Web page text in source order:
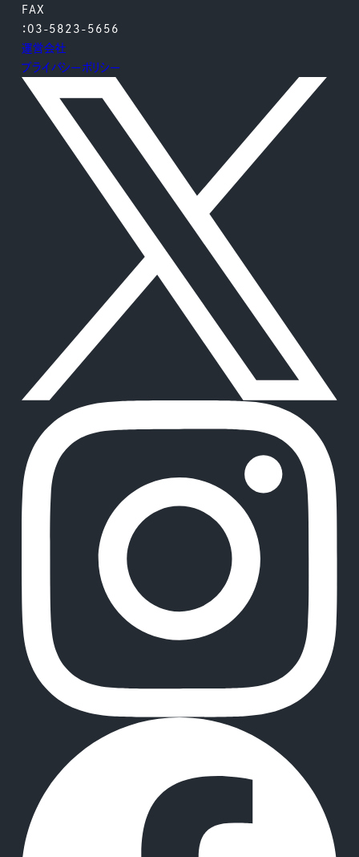
FAX
：03-5823-5656
運営会社
プライバシーポリシー